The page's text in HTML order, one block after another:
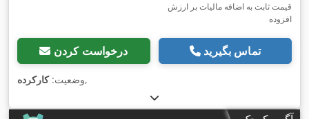
قیمت ثابت به اضافه مالیات بر ارزش
افزوده
درخواست کردن تماس بگیرید
وضعیت:کارکرده ,